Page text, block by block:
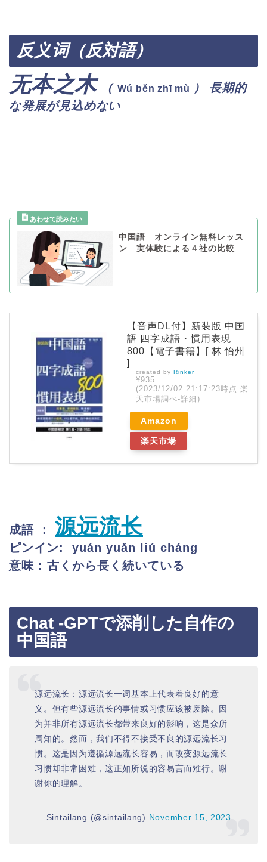
反义词（反対語）
无本之木（ Wú běn zhī mù ） 長期的
な発展が見込めない
中国語 オンライン無料レッス
ン 実体験による４社の比較
【音声DL付】新装版 中国
語 四字成語・慣用表現
800【電子書籍】[ 林 怡州
]
created by Rinker
¥935
(2023/12/02 21:17:23時点 楽
天市場調べ-詳細)
Amazon
楽天市場
成語 ： 源远流长
ピンイン: yuán yuǎn liú cháng
意味 : 古くから長く続いている
Chat -GPTで添削した自作の
中国語
源远流长：源远流长一词基本上代表着良好的意
义。但有些源远流长的事情或习惯应该被废除。因
为并非所有源远流长都带来良好的影响，这是众所
周知的。然而，我们不得不接受不良的源远流长习
惯。这是因为遵循源远流长容易，而改变源远流长
习惯却非常困难，这正如所说的容易言而难行。谢
谢你的理解。
— Sintailang (@sintailang) November 15, 2023